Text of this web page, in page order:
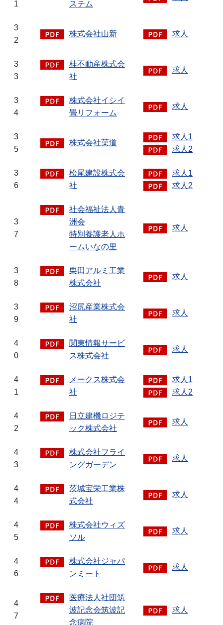
1 ステム
3
2
株式会社山新 求人
3
3
桂不動産株式会
社
求人
3
4
株式会社イシイ
畳リフォーム
求人
3
5
株式会社菓道
求人1
求人2
3
6
松尾建設株式会
社
求人1
求人2
3
7
社会福祉法人青
洲会
特別養護老人ホ
ームいなの里
求人
3
8
栗田アルミ工業
株式会社
求人
3
9
沼尻産業株式会
社
求人
4
0
関東情報サービ
ス株式会社
求人
4
1
メークス株式会
社
求人1
求人2
4
2
日立建機ロジテ
ック株式会社
求人
4
3
株式会社フライ
ングガーデン
求人
4
4
茨城宝栄工業株
式会社
求人
4
5
株式会社ウィズ
ソル
求人
4
6
株式会社ジャパ
ンミート
求人
4
7
医療法人社団筑
波記念会筑波記
念病院
求人